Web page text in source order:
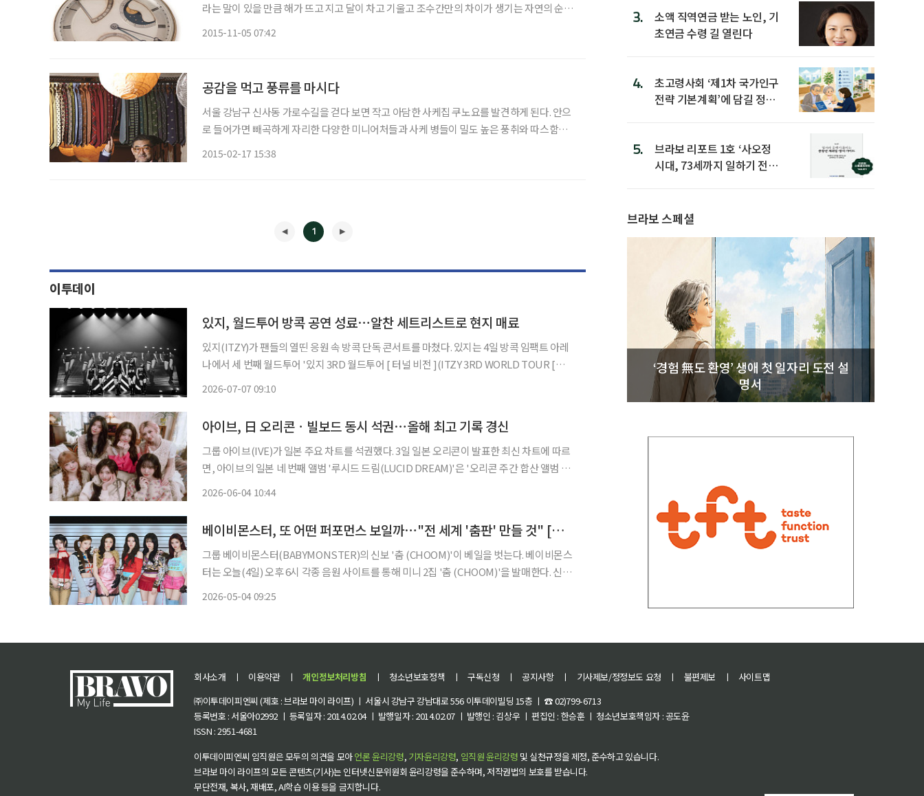
라는 말이 있을 만큼 해가 뜨고 지고 달이 차고 기울고 조수간만의 차이가 생기는 자연의 순행
2015-11-05 07:42
공감을 먹고 풍류를 마시다
서울 강남구 신사동 가로수길을 걷다 보면 작고 아담한 사케집 쿠노요를 발견하게 된다. 안으
로 들어가면 빼곡하게 자리한 다양한 미니어처들과 사케 병들이 밀도 높은 풍취와 따스함을
2015-02-17 15:38
1
이투데이
있지, 월드투어 방콕 공연 성료⋯알찬 세트리스트로 현지 매료
있지(ITZY)가 팬들의 열띤 응원 속 방콕 단독 콘서트를 마쳤다. 있지는 4일 방콕 임팩트 아레
나에서 세 번째 월드투어 '있지 3RD 월드투어 [ 터널 비전 ](ITZY 3RD WORLD TOUR [
2026-07-07 09:10
아이브, 日 오리콘ㆍ빌보드 동시 석권⋯올해 최고 기록 경신
그룹 아이브(IVE)가 일본 주요 차트를 석권했다. 3일 일본 오리콘이 발표한 최신 차트에 따르
면, 아이브의 일본 네 번째 앨범 '루시드 드림(LUCID DREAM)'은 '오리콘 주간 합산 앨범 랭
2026-06-04 10:44
베이비몬스터, 또 어떤 퍼포먼스 보일까⋯"전 세계 '춤판' 만들 것" [일문일답]
그룹 베이비몬스터(BABYMONSTER)의 신보 '춤 (CHOOM)'이 베일을 벗는다. 베이비몬스
터는 오늘(4일) 오후 6시 각종 음원 사이트를 통해 미니 2집 '춤 (CHOOM)'을 발매한다. 신보
2026-05-04 09:25
3.
소액 직역연금 받는 노인, 기
초연금 수령 길 열린다
4.
초고령사회 ‘제1차 국가인구
전략 기본계획’에 담길 정책
5.
브라보 리포트 1호 ‘사오정
시대, 73세까지 일하기 전략’
브라보 스페셜
‘경험 無도 환영’ 생애 첫 일자리 도전 설
명서
회사소개 ㅣ 이용약관 ㅣ 개인정보처리방침 ㅣ 청소년보호정책 ㅣ 구독신청 ㅣ 공지사항 ㅣ 기사제보/정정보도 요청 ㅣ 불편제보 ㅣ
사이트맵
㈜이투데이피엔씨 (제호 : 브라보 마이 라이프) ㅣ 서울시 강남구 강남대로 556 이투데이빌딩 15층 ㅣ ☎ 02)799-6713
등록번호 : 서울아02992 ㅣ 등록일자 : 2014.02.04 ㅣ 발행일자 : 2014.02.07 ㅣ 발행인 : 김상우 ㅣ 편집인 : 한승훈 ㅣ 청소년보호책임자 : 공도윤
ISSN : 2951-4681
이투데이피엔씨 임직원은 모두의 의견을 모아언론 윤리강령, 기자윤리강령, 임직원 윤리강령 및 실천규정을 제정, 준수하고 있습니다.
브라보 마이 라이프의 모든 콘텐츠(기사)는 인터넷신문위원회 윤리강령을 준수하며, 저작권법의 보호를 받습니다.
무단전재, 복사, 재배포, AI학습 이용 등을 금지합니다.